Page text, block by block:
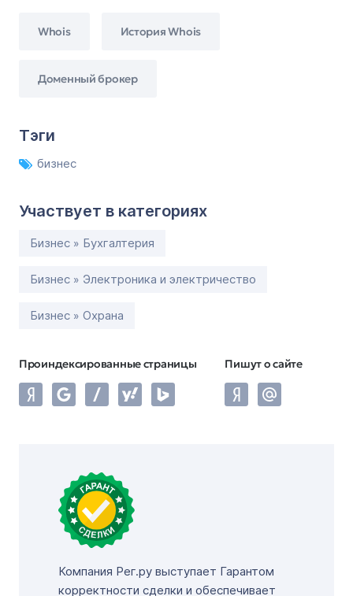
Whois История Whois
Доменный брокер
Тэги
бизнес
Участвует в категориях
Бизнес » Бухгалтерия
Бизнес » Электроника и электричество
Бизнес » Охрана
Проиндексированные страницы Пишут о сайте
Компания Рег.ру выступает Гарантом
корректности сделки и обеспечивает